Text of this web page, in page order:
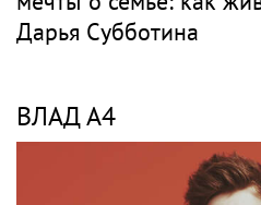
«Скучаю!»: Анна
отреагировала на